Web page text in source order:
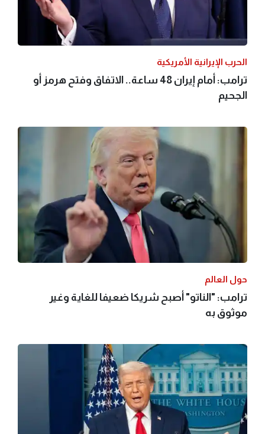
الحرب الإيرانية الأمريكية
ترامب: أمام إيران 48 ساعة.. الاتفاق وفتح هرمز أو
الجحيم
حول العالم
ترامب: "الناتو" أصبح شريكا ضعيفا للغاية وغير
موثوق به